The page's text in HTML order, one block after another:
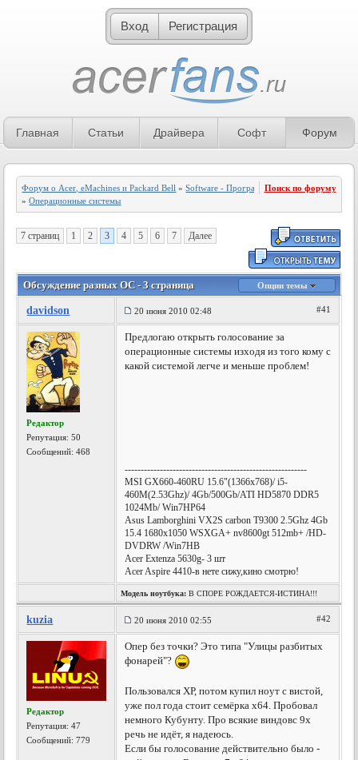
Вход Регистрация
Главная Статьи Драйвера Софт Форум
Форум о Acer, eMachines и Packard Bell »Software - Программное обеспечение
»Операционные системы
Поиск по форуму
7 страниц 1 2 3 4 5 6 7 Далее
Обсуждение разных ОС - 3 страница Опции темы
davidson 20 июня 2010 02:48 #41
Редактор
Репутация:50
Сообщений: 468
Предлогаю открыть голосование за
операционные системы изходя из того кому с
какой системой легче и меньше проблем!
---------------------------------------------------------
MSI GX660-460RU 15.6"(1366x768)/ i5-
460M(2.53Ghz)/ 4Gb/500Gb/ATI HD5870 DDR5
1024Mb/ Win7HP64
Asus Lamborghini VX2S carbon T9300 2.5Ghz 4Gb
15.4 1680x1050 WSXGA+ nv8600gt 512mb+ /HD-
DVDRW /Win7HB
Acer Extenza 5630g- 3 шт
Acer Aspire 4410-в нете сижу,кино смотрю!
Модель ноутбука: В СПОРЕ РОЖДАЕТСЯ-ИСТИНА!!!
kuzia 20 июня 2010 02:55 #42
Редактор
Репутация:47
Сообщений: 779
Опер без точки? Это типа "Улицы разбитых
фонарей"?
Пользовался ХР, потом купил ноут с вистой,
уже пол года стоит семёрка х64. Пробовал
немного Кубунту. Про всякие виндовс 9х
речь не идёт, я надеюсь.
Если бы голосование действительно было -